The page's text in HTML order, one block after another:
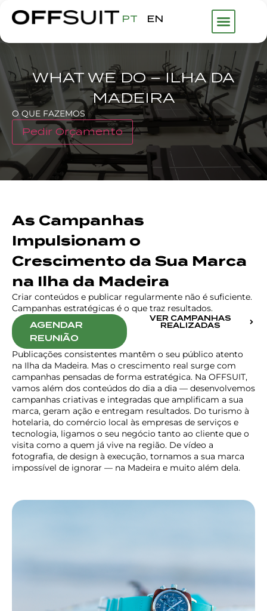
PT EN
WHAT WE DO – ILHA DA
MADEIRA
O QUE FAZEMOS
Pedir Orçamento
As Campanhas
Impulsionam o
Crescimento da Sua Marca
na Ilha da Madeira
Criar conteúdos e publicar regularmente não é suficiente.
Campanhas estratégicas é o que traz resultados.
AGENDAR
REUNIÃO
VER CAMPANHAS
REALIZADAS
Publicações consistentes mantêm o seu público atento
na Ilha da Madeira. Mas o crescimento real surge com
campanhas pensadas de forma estratégica. Na OFFSUIT,
vamos além dos conteúdos do dia a dia — desenvolvemos
campanhas criativas e integradas que amplificam a sua
marca, geram ação e entregam resultados. Do turismo à
hotelaria, do comércio local às empresas de serviços e
tecnologia, ligamos o seu negócio tanto ao cliente que o
visita como a quem já vive na região. De vídeo a
fotografia, de design à execução, tornamos a sua marca
impossível de ignorar — na Madeira e muito além dela.